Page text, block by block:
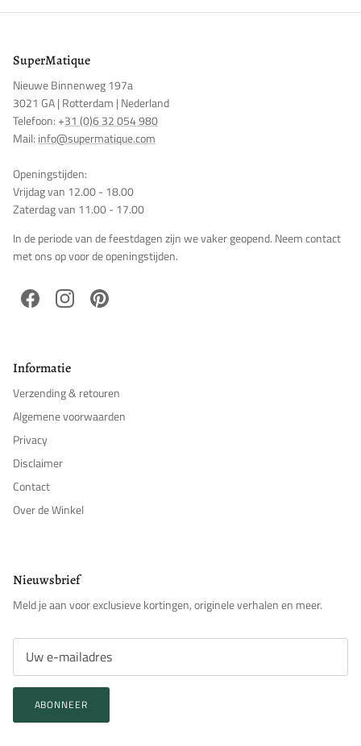
SuperMatique
Nieuwe Binnenweg 197a
3021 GA | Rotterdam | Nederland
Telefoon: +31 (0)6 32 054 980
Mail: info@supermatique.com
Openingstijden:
Vrijdag van 12.00 - 18.00
Zaterdag van 11.00 - 17.00
In de periode van de feestdagen zijn we vaker geopend. Neem contact
met ons op voor de openingstijden.
FacebookInstagramPinterest
Informatie
Verzending & retouren
Algemene voorwaarden
Privacy
Disclaimer
Contact
Over de Winkel
Nieuwsbrief
Meld je aan voor exclusieve kortingen, originele verhalen en meer.
ABONNEER
Meld u aan bij uw account om producten aan uw verlanglijst